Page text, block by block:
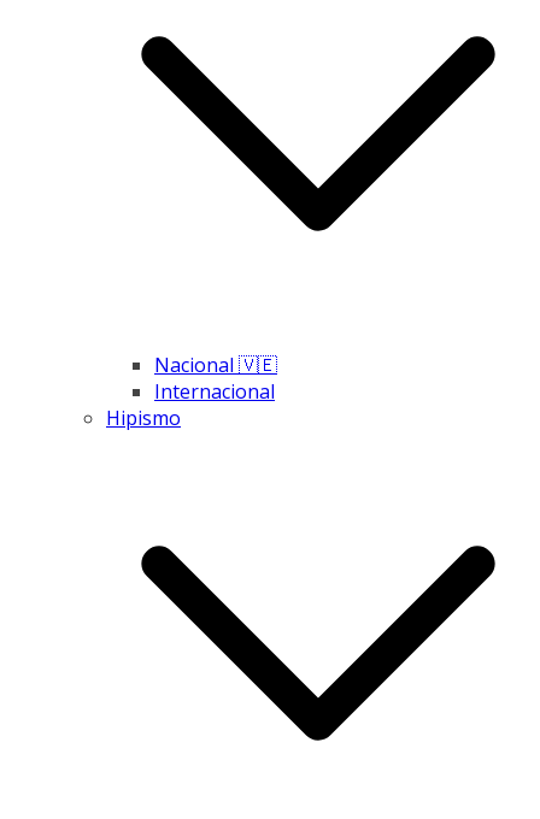
Nacional 🇻🇪
Internacional
Hipismo